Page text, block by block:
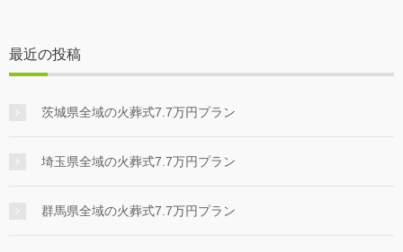
最近の投稿
茨城県全域の火葬式7.7万円プラン
埼玉県全域の火葬式7.7万円プラン
群馬県全域の火葬式7.7万円プラン